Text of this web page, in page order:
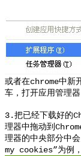
或者在chrome中
车，打开应用管理器
3.把已经下载好的
理器中拖动到
理器的中央部分中
my cookies”为例，